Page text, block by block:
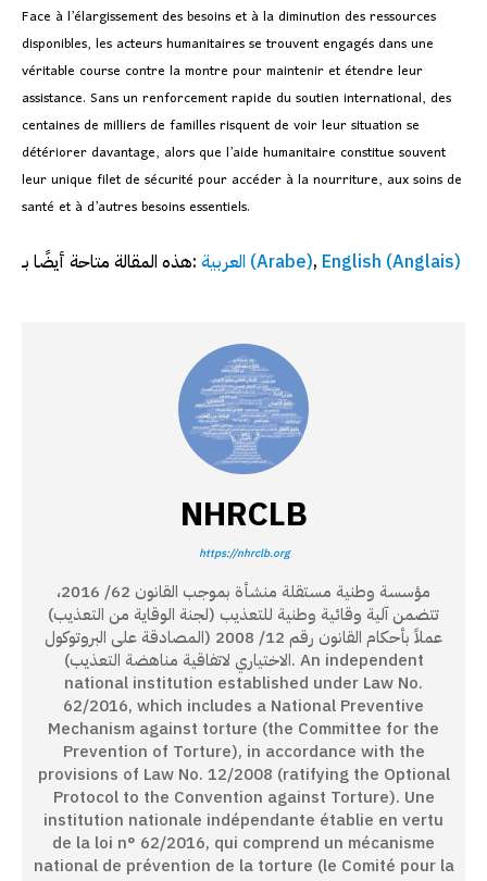
Face à l’élargissement des besoins et à la diminution des ressources
disponibles, les acteurs humanitaires se trouvent engagés dans une
véritable course contre la montre pour maintenir et étendre leur
assistance. Sans un renforcement rapide du soutien international, des
centaines de milliers de familles risquent de voir leur situation se
détériorer davantage, alors que l’aide humanitaire constitue souvent
leur unique filet de sécurité pour accéder à la nourriture, aux soins de
santé et à d’autres besoins essentiels.
هذه المقالة متاحة أيضًا بـ: العربية (Arabe) English (Anglais)
NHRCLB
https://nhrclb.org
مؤسسة وطنية مستقلة منشأة بموجب القانون 62/ 2016،
تتضمن آلية وقائية وطنية للتعذيب (لجنة الوقاية من التعذيب)
عملاً بأحكام القانون رقم 12/ 2008 (المصادقة على البروتوكول
الاختياري لاتفاقية مناهضة التعذيب). An independent
national institution established under Law No.
62/2016, which includes a National Preventive
Mechanism against torture (the Committee for the
Prevention of Torture), in accordance with the
provisions of Law No. 12/2008 (ratifying the Optional
Protocol to the Convention against Torture). Une
institution nationale indépendante établie en vertu
de la loi n° 62/2016, qui comprend un mécanisme
national de prévention de la torture (le Comité pour la